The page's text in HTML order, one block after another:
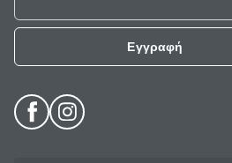
Εγγραφή